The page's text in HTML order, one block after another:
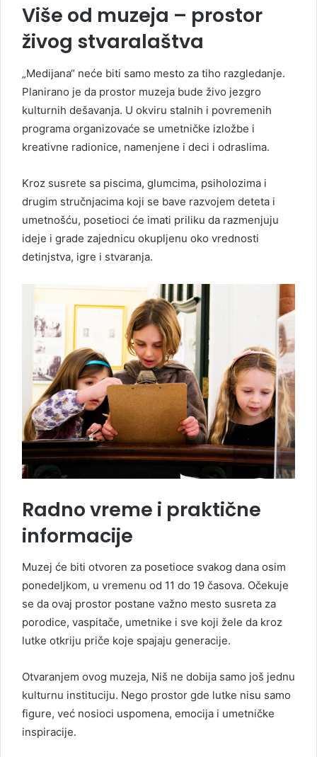
Više od muzeja – prostor
živog stvaralaštva
„Medijana“ neće biti samo mesto za tiho razgledanje.
Planirano je da prostor muzeja bude živo jezgro
kulturnih dešavanja. U okviru stalnih i povremenih
programa organizovaće se umetničke izložbe i
kreativne radionice, namenjene i deci i odraslima.
Kroz susrete sa piscima, glumcima, psiholozima i
drugim stručnjacima koji se bave razvojem deteta i
umetnošću, posetioci će imati priliku da razmenjuju
ideje i grade zajednicu okupljenu oko vrednosti
detinjstva, igre i stvaranja.
Radno vreme i praktične
informacije
Muzej će biti otvoren za posetioce svakog dana osim
ponedeljkom, u vremenu od 11 do 19 časova. Očekuje
se da ovaj prostor postane važno mesto susreta za
porodice, vaspitače, umetnike i sve koji žele da kroz
lutke otkriju priče koje spajaju generacije.
Otvaranjem ovog muzeja, Niš ne dobija samo još jednu
kulturnu instituciju. Nego prostor gde lutke nisu samo
figure, već nosioci uspomena, emocija i umetničke
inspiracije.